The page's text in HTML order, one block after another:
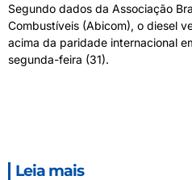
Segundo dados da Associação
Combustíveis (Abicom), o diesel
acima da paridade internacional
segunda-feira (31).
Leia mais